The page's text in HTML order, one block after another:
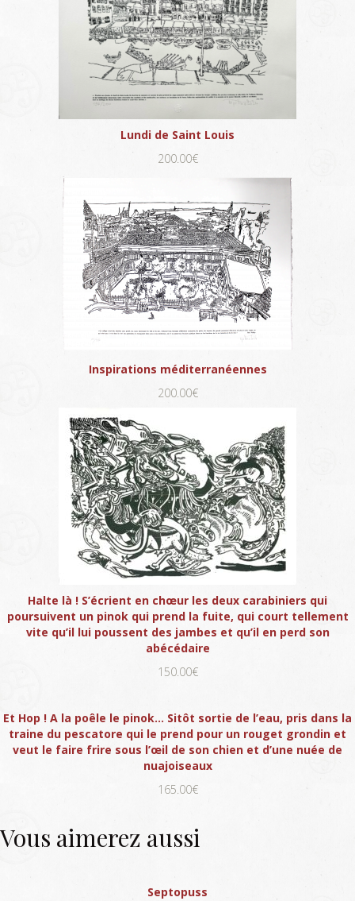
Lundi de Saint Louis
200.00€
Inspirations méditerranéennes
200.00€
Halte là ! S’écrient en chœur les deux carabiniers qui
poursuivent un pinok qui prend la fuite, qui court tellement
vite qu’il lui poussent des jambes et qu’il en perd son
abécédaire
150.00€
Et Hop ! A la poêle le pinok… Sitôt sortie de l’eau, pris dans la
traine du pescatore qui le prend pour un rouget grondin et
veut le faire frire sous l’œil de son chien et d’une nuée de
nuajoiseaux
165.00€
Vous aimerez aussi
Septopuss